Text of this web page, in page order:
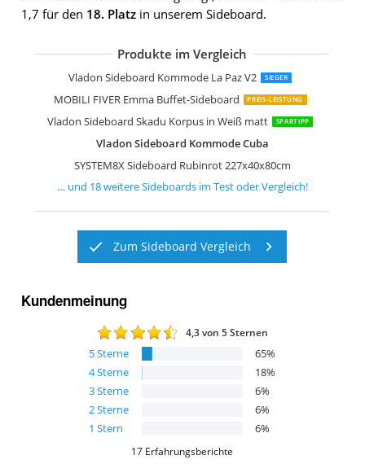
1,7 für den 18. Platzin unserem Sideboard.
Produkte im Vergleich
Vladon Sideboard Kommode La Paz V2 SIEGER
MOBILI FIVER Emma Buffet-Sideboard PREIS-LEISTUNG
Vladon Sideboard Skadu Korpus in Weiß matt SPARTIPP
Vladon Sideboard Kommode Cuba
SYSTEM8X Sideboard Rubinrot 227x40x80cm
Vladon Sideboard Kommode Valencia
Artigiani Veneti Riuniti Sideboard
Froschkönig24 Sideboard 200x50x75
Kare Design Sideboard Electro
FURNLUX Sideboard Stilig Weiß
Vladon Sideboard Kommode Valencia
Wermo 135 cm Sideboard
Vladon Sideboard Kommode Flow
Jaxenor Sideboard mit Schubladen
SPACEREBELS Kommode mit 3 Türen
Stella Trading Drift Sideboard
IDMarket Phoenix Sideboard 140 cm
Vladon Sideboard Kommode Sylt V2
… und 18weitereSideboardsim Test oder Vergleich!
Zum Sideboard Vergleich
Kundenmeinung
4,3von 5 Sternen
5Sterne 65%
4Sterne 18%
3Sterne 6%
2Sterne 6%
1 Stern 6%
17 Erfahrungsberichte